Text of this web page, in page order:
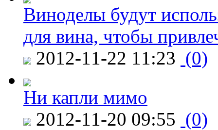
Виноделы будут
для вина, чтобы
2012-11-22 11:23 (0)
Ни капли мимо
2012-11-20 09:55 (0)